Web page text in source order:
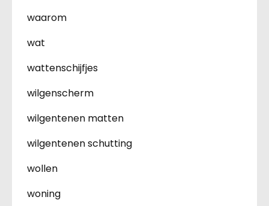
waarom
wat
wattenschijfjes
wilgenscherm
wilgentenen matten
wilgentenen schutting
wollen
woning